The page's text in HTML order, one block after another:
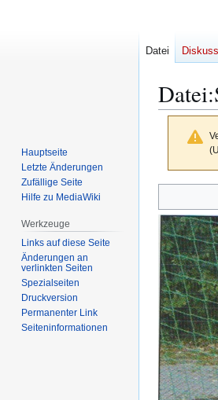
Datei:
Navigation
springen
Suche
springen
Datei
Hauptseite
Letzte Änderungen
Zufällige Seite
Hilfe zu MediaWiki
Werkzeuge
Links auf diese Seite
Änderungen an
verlinkten Seiten
Spezialseiten
Druckversion
Permanenter Link
Seiten­­informationen